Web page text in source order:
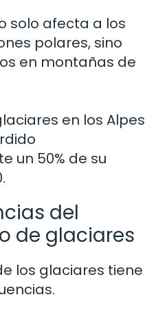
solo afecta a los
polares, sino
en montañas de
en los Alpes
un 50% de su
del
de glaciares
los glaciares tiene